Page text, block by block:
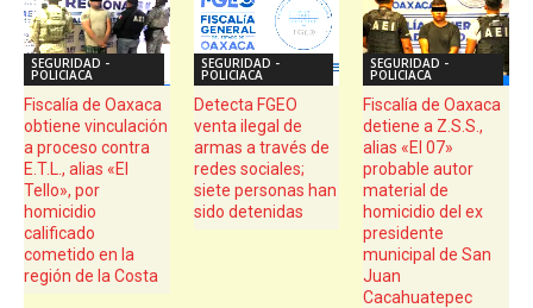
SEGURIDAD -
POLICIACA
Fiscalía de Oaxaca
obtiene vinculación
a proceso contra
E.T.L., alias «El
Tello», por
homicidio
calificado
cometido en la
región de la Costa
SEGURIDAD -
POLICIACA
Detecta FGEO
venta ilegal de
armas a través de
redes sociales;
siete personas han
sido detenidas
SEGURIDAD -
POLICIACA
Fiscalía de Oaxaca
detiene a Z.S.S.,
alias «El 07»
probable autor
material de
homicidio del ex
presidente
municipal de San
Juan
Cacahuatepec